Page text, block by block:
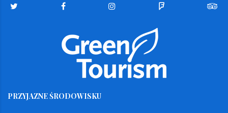
PRZYJAZNE ŚRODOWISKU